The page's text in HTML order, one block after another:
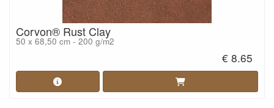
Corvon® Rust Clay
50 x 68,50 cm - 200 g/m2
€ 8.65